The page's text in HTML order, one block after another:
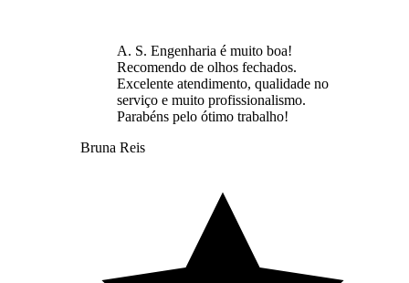
A. S. Engenharia é muito boa!
Recomendo de olhos fechados.
Excelente atendimento, qualidade no
serviço e muito profissionalismo.
Parabéns pelo ótimo trabalho!
Bruna Reis